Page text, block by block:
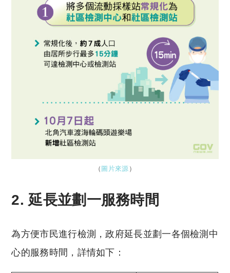
（ 圖片來源 ）
2. 延長並劃一服務時間
為方便市民進行檢測，政府延長並劃一各個檢測中
心的服務時間，詳情如下：